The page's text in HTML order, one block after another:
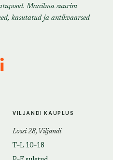
Maailma suurim
kasutatud ja antikvaarsed
VILJANDI KAUPLUS
Lossi 28, Viljandi
T–L 10–18